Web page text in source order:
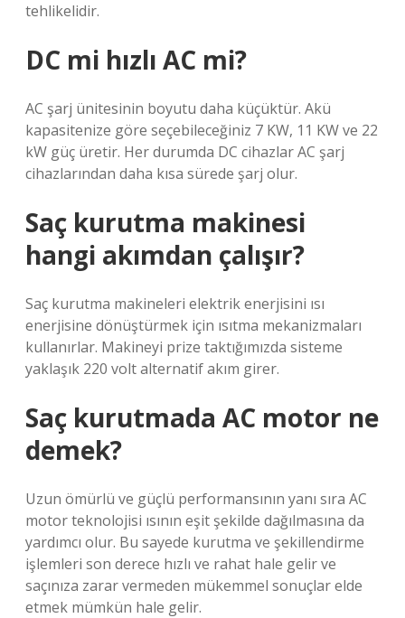
tehlikelidir.
DC mi hızlı AC mi?
AC şarj ünitesinin boyutu daha küçüktür. Akü
kapasitenize göre seçebileceğiniz 7 KW, 11 KW ve 22
kW güç üretir. Her durumda DC cihazlar AC şarj
cihazlarından daha kısa sürede şarj olur.
Saç kurutma makinesi
hangi akımdan çalışır?
Saç kurutma makineleri elektrik enerjisini ısı
enerjisine dönüştürmek için ısıtma mekanizmaları
kullanırlar. Makineyi prize taktığımızda sisteme
yaklaşık 220 volt alternatif akım girer.
Saç kurutmada AC motor ne
demek?
Uzun ömürlü ve güçlü performansının yanı sıra AC
motor teknolojisi ısının eşit şekilde dağılmasına da
yardımcı olur. Bu sayede kurutma ve şekillendirme
işlemleri son derece hızlı ve rahat hale gelir ve
saçınıza zarar vermeden mükemmel sonuçlar elde
etmek mümkün hale gelir.